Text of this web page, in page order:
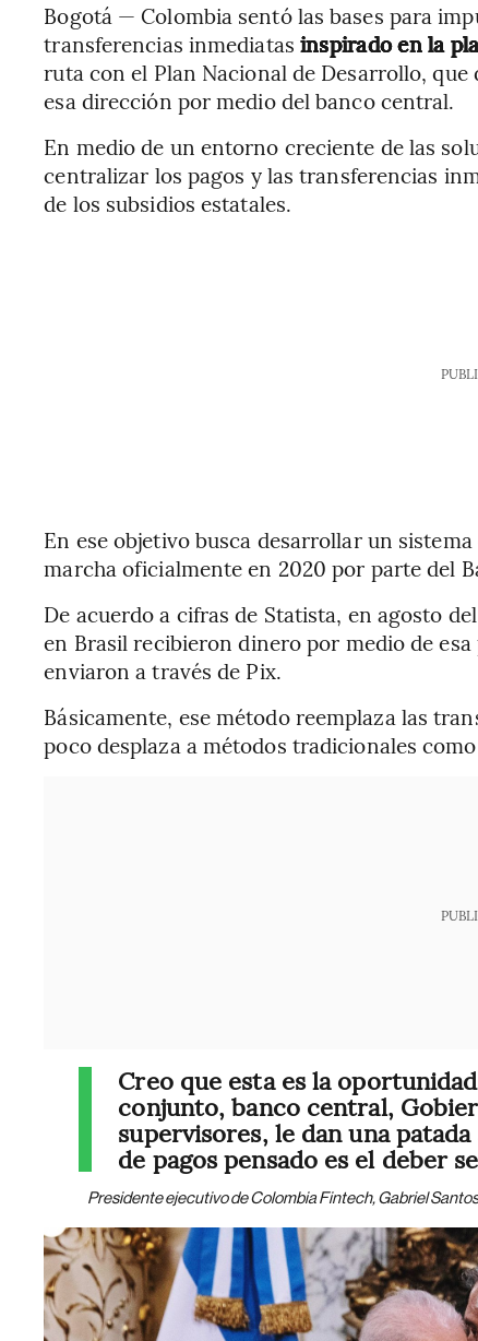
Bogotá — Colombia sentó las bases para
transferencias inmediatas inspirado en la
ruta con el Plan Nacional de Desarrollo,
esa dirección por medio del banco central.
En medio de un entorno creciente de las
centralizar los pagos y las transferencias
de los subsidios estatales.
En ese objetivo busca desarrollar un
marcha oficialmente en 2020 por parte del
De acuerdo a cifras de Statista, en agosto
en Brasil recibieron dinero por medio de
enviaron a través de Pix.
Básicamente, ese método reemplaza las
poco desplaza a métodos tradicionales
Creo que esta es la
conjunto, banco central,
supervisores, le dan una
de pagos pensado es el deber
Presidente ejecutivo de Colombia Fintech, Gabriel